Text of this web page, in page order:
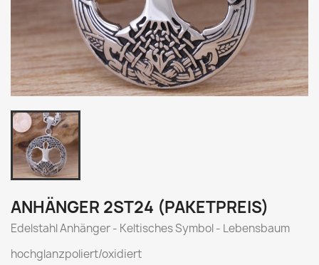
ANHÄNGER 2ST24 (PAKETPREIS)
Edelstahl Anhänger - Keltisches Symbol - Lebensbaum
hochglanzpoliert/oxidiert